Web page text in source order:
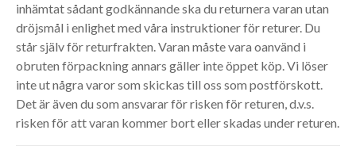
inhämtat sådant godkännande ska du returnera varan utan
dröjsmål i enlighet med våra instruktioner för returer. Du
står själv för returfrakten. Varan måste vara oanvänd i
obruten förpackning annars gäller inte öppet köp. Vi löser
inte ut några varor som skickas till oss som postförskott.
Det är även du som ansvarar för risken för returen, d.v.s.
risken för att varan kommer bort eller skadas under returen.